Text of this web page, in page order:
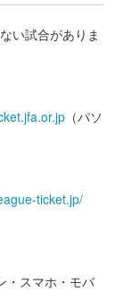
い試合がありま
（パソ
ticket.jp/
・スマホ・モバ